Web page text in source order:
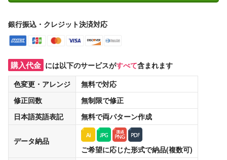
銀行振込・クレジット決済対応
購入代金 には以下のサービスがすべて含まれます
色変更・アレンジ
無料で対応
修正回数
無制限で修正
日本語英語表記
無料で両パターン作成
データ納品
ご希望に応じた形式で納品(複数可)